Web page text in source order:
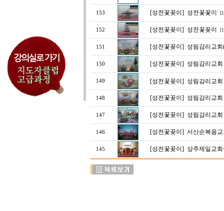
153 [성전꽃꽂이] 성전꽃꽃이
152 [성전꽃꽂이] 성전꽃꽂이
151 [성전꽃꽂이] 성림감리교
150 [성전꽃꽂이] 성림감리교회
149 [성전꽃꽂이] 성림감리교회
148 [성전꽃꽂이] 성림감리교회
147 [성전꽃꽂이] 성림감리교회
146 [성전꽃꽂이] 서산순복음교
145 [성전꽃꽂이] 상주제일교